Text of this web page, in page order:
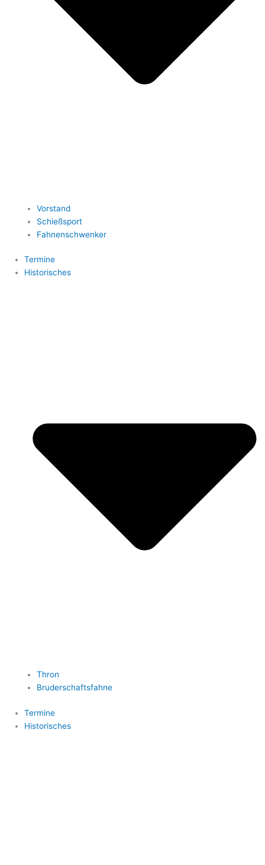
Vorstand
Schießsport
Fahnenschwenker
Termine
Historisches
Thron
Bruderschaftsfahne
Termine
Historisches